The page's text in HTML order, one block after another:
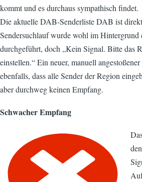
kommt und es durchaus sympathisch findet.
Die aktuelle DAB-Senderliste DAB ist
Sendersuchlauf wurde wohl im Hintergrund
durchgeführt, doch „Kein Signal. Bitte das
einstellen.“ Ein neuer, manuell
ebenfalls, dass alle Sender der Region
aber durchweg keinen Empfang.
Schwacher Empfang